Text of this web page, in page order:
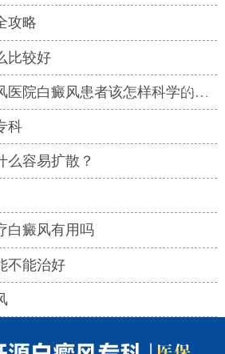
攻略
比较好
院白癜风患者该怎样科学的晒太阳热点
科
么容易扩散？
白癜风有用吗
不能治好